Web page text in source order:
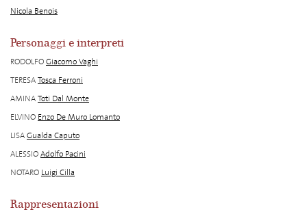
Nicola Benois
Personaggi e interpreti
RODOLFOGiacomo Vaghi
TERESATosca Ferroni
AMINAToti Dal Monte
ELVINO Enzo De Muro Lomanto
LISAGualda Caputo
ALESSIOAdolfo Pacini
NOTARO Luigi Cilla
Rappresentazioni